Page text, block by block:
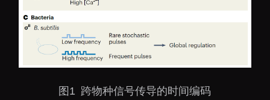
图1 跨物种信号传导的时间编码